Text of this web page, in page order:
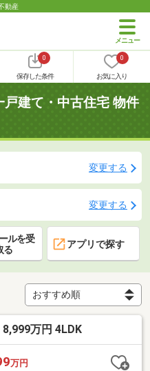
動産
0
保存した条件
0
お気に入り
建て・中古住宅 物件
変更する
変更する
ルを受
る
アプリで探す
万円 4LDK
万円